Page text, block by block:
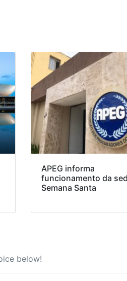
APEG informa
funcionamento da
Semana Santa
below!